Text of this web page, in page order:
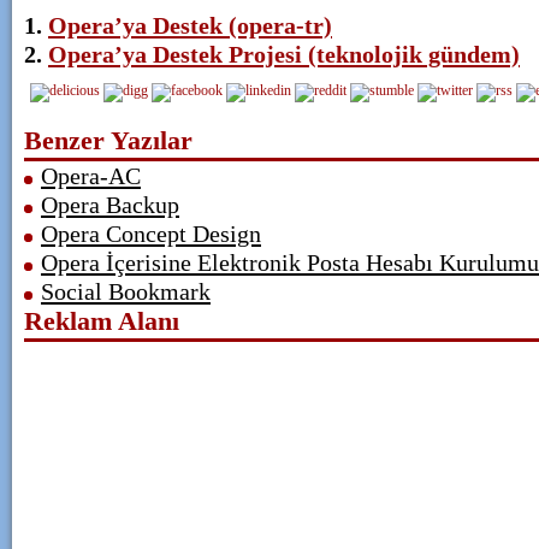
Opera’ya Destek (opera-tr)
Opera’ya Destek Projesi (teknolojik gündem)
Benzer Yazılar
Opera-AC
Opera Backup
Opera Concept Design
Opera İçerisine Elektronik Posta Hesabı Kurulumu
Social Bookmark
Reklam Alanı